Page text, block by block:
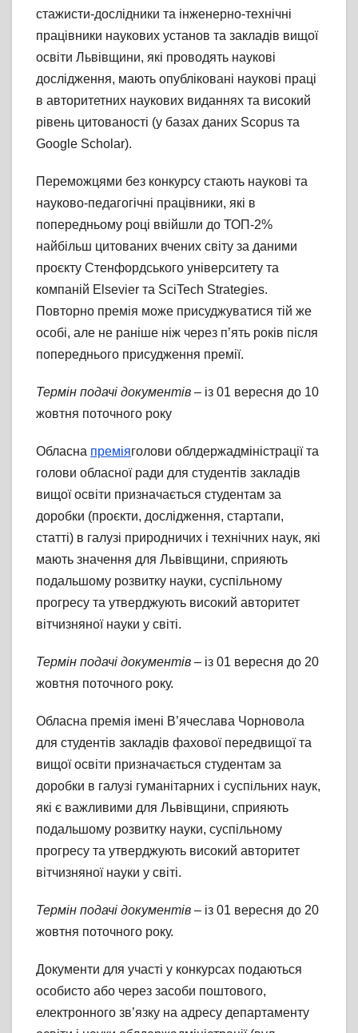
стажисти-дослідники та інженерно-технічні
працівники наукових установ та закладів вищої
освіти Львівщини, які проводять наукові
дослідження, мають опубліковані наукові праці
в авторитетних наукових виданнях та високий
рівень цитованості (у базах даних Scopus та
Google Scholar).
Переможцями без конкурсу стають наукові та
науково-педагогічні працівники, які в
попередньому році ввійшли до ТОП-2%
найбільш цитованих вчених світу за даними
проєкту Стенфордського університету та
компаній Elsevier та SciTech Strategies.
Повторно премія може присуджуватися тій же
особі, але не раніше ніж через п’ять років після
попереднього присудження премії.
Термін подачі документів – із 01 вересня до 10
жовтня поточного року
Обласна преміяголови облдержадміністрації та
голови обласної ради для студентів закладів
вищої освіти призначається студентам за
доробки (проєкти, дослідження, стартапи,
статті) в галузі природничих і технічних наук, які
мають значення для Львівщини, сприяють
подальшому розвитку науки, суспільному
прогресу та утверджують високий авторитет
вітчизняної науки у світі.
Термін подачі документів – із 01 вересня до 20
жовтня поточного року.
Обласна премія імені В’ячеслава Чорновола
для студентів закладів фахової передвищої та
вищої освіти призначається студентам за
доробки в галузі гуманітарних і суспільних наук,
які є важливими для Львівщини, сприяють
подальшому розвитку науки, суспільному
прогресу та утверджують високий авторитет
вітчизняної науки у світі.
Термін подачі документів – із 01 вересня до 20
жовтня поточного року.
Документи для участі у конкурсах подаються
особисто або через засоби поштового,
електронного зв’язку на адресу департаменту